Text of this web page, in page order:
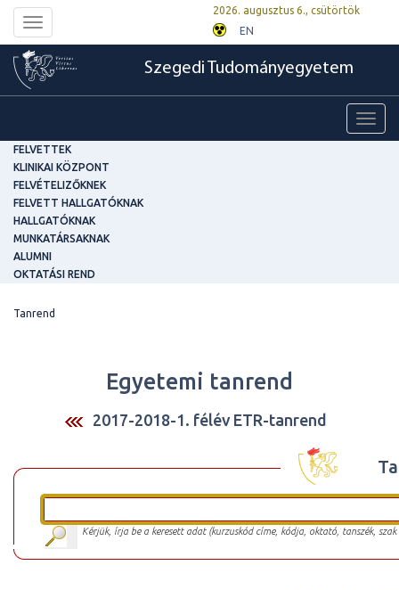
Toggle
navigation
2026. augusztus 6., csütörtök
EN
Szegedi Tudományegyetem
FELVETTEK
KLINIKAI KÖZPONT
FELVÉTELIZŐKNEK
FELVETT HALLGATÓKNAK
HALLGATÓKNAK
MUNKATÁRSAKNAK
ALUMNI
OKTATÁSI REND
Tanrend
Egyetemi tanrend
2017-2018-1. félév ETR-tanrend
Kérjük, írja be a keresett adat (kurzuskód címe, kódja, oktató, tanszék,